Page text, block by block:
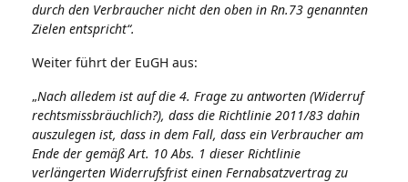
durch den Verbraucher nicht den oben in Rn.73 genannten
Zielen entspricht“.
Weiter führt der EuGH aus:
„Nach alledem ist auf die 4. Frage zu antworten (Widerruf
rechtsmissbräuchlich?), dass die Richtlinie 2011/83 dahin
auszulegen ist, dass in dem Fall, dass ein Verbraucher am
Ende der gemäß Art. 10 Abs. 1 dieser Richtlinie
verlängerten Widerrufsfrist einen Fernabsatzvertrag zu